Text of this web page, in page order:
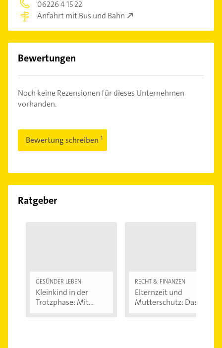
06226 4 15 22
Anfahrt mit Bus und Bahn
Bewertungen
Noch keine Rezensionen für dieses Unternehmen
vorhanden.
Bewertung schreiben
Ratgeber
GESÜNDER LEBEN
Kleinkind in der
Trotzphase: Mit...
RECHT & FINANZEN
Elternzeit und
Mutterschutz: Das...